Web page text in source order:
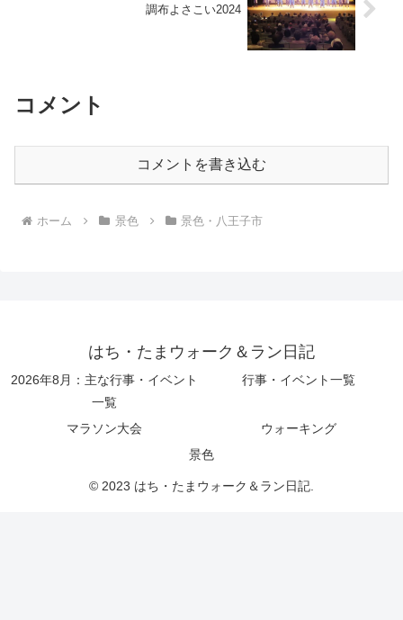
調布よさこい2024
コメント
コメントを書き込む
ホーム 景色 景色・八王子市
はち・たまウォーク＆ラン日記
2026年8月：主な行事・イベント
一覧
行事・イベント一覧
マラソン大会
ウォーキング
景色
© 2023 はち・たまウォーク＆ラン日記.